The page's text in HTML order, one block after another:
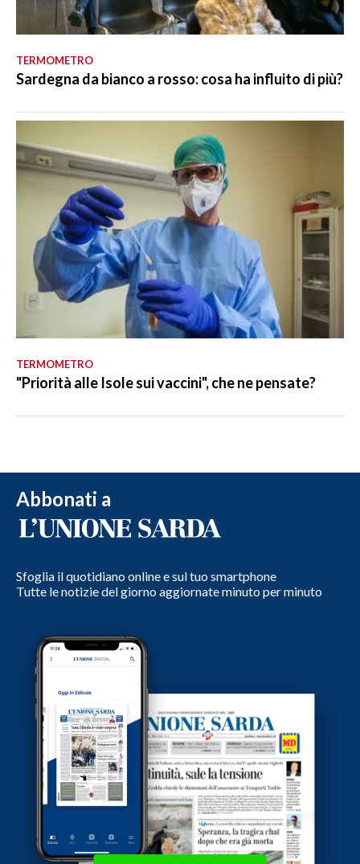
TERMOMETRO
Sardegna da bianco a rosso: cosa ha influito di più?
TERMOMETRO
"Priorità alle Isole sui vaccini", che ne pensate?
Abbonati a
Sfoglia il quotidiano online e sul tuo smartphone
Tutte le notizie del giorno aggiornate minuto per minuto